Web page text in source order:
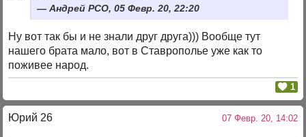
Андрей РСО, 05 Февр. 20, 22:20
Ну вот так бы и не знали друг друга))) Вообще тут
нашего брата мало, вот в Ставрополье уже как то
поживее народ.
1
Юрий 26 07 Февр. 20, 14:02